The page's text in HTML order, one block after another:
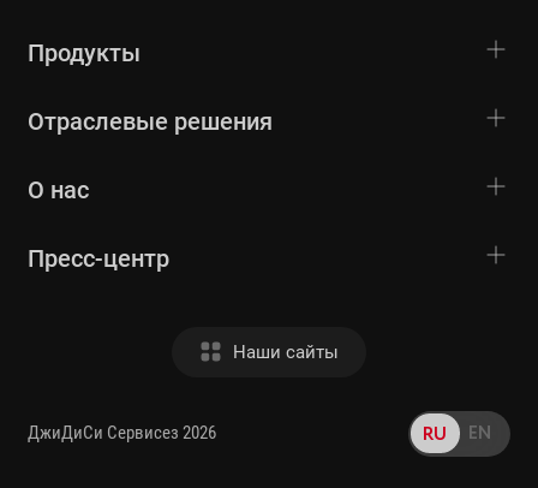
Продукты
Отраслевые решения
О нас
Пресс-центр
Наши сайты
ДжиДиСи Сервисез 2026 RU EN